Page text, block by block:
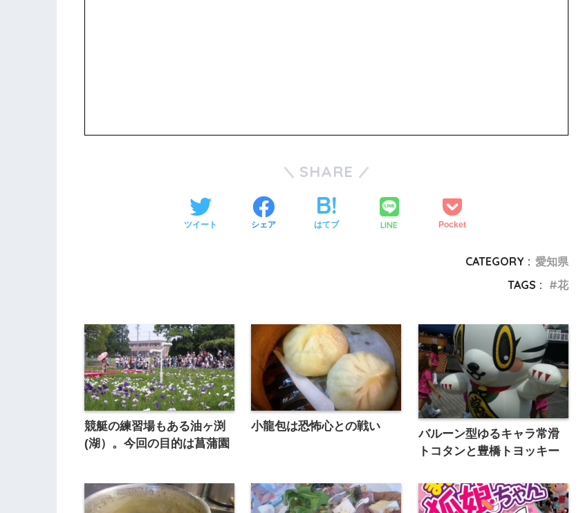
SHARE
ツイート シェア はてブ LINE Pocket
CATEGORY : 愛知県
TAGS :
花
競艇の練習場もある油ヶ渕
(湖）。今回の目的は菖蒲園
小龍包は恐怖心との戦い
バルーン型ゆるキャラ常滑
トコタンと豊橋トヨッキー